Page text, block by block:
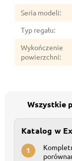
Seria modeli:
Typ regału:
Wykończenie
powierzchni:
Wszystkie
Katalog w
1